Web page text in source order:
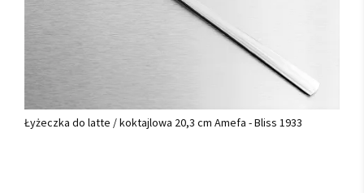
Łyżeczka do latte / koktajlowa 20,3 cm Amefa - Bliss 1933